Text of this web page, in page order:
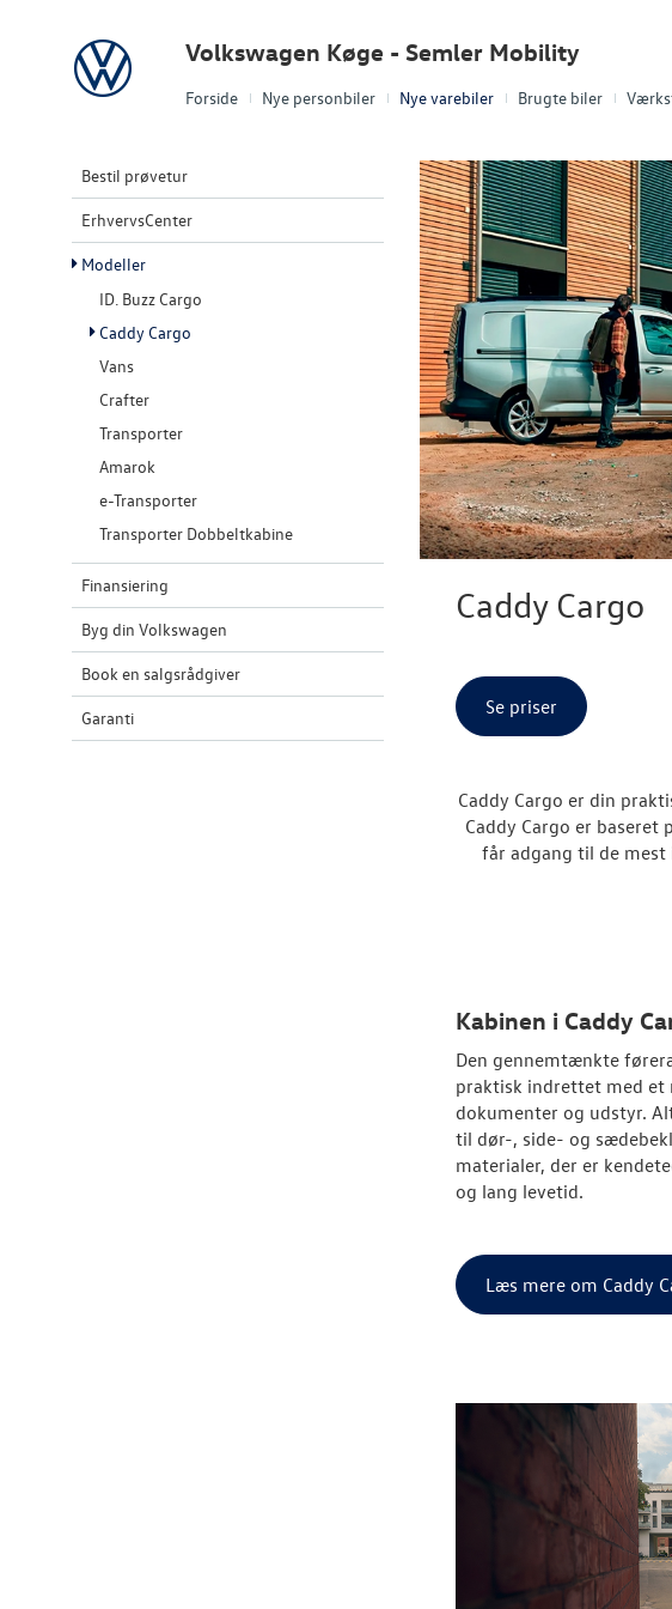
Forside Nye personbiler Nye varebiler Brugte biler
Volkswagen Volkswagen Køge - Semler Mobility
Bestil prøvetur
ErhvervsCenter
Modeller
ID. Buzz Cargo
Caddy Cargo
Vans
Crafter
Transporter
Amarok
e-Transporter
Transporter Dobbeltkabine
Finansiering
Byg din Volkswagen
Book en salgsrådgiver
Garanti
Caddy Cargo
Se priser
Caddy Cargo er din
Caddy Cargo er
får adgang til de
Kabinen i Caddy
Den gennemtænkte
praktisk indrettet med
dokumenter og udstyr.
til dør-, side- og
materialer, der er
og lang levetid.
Læs mere om Caddy